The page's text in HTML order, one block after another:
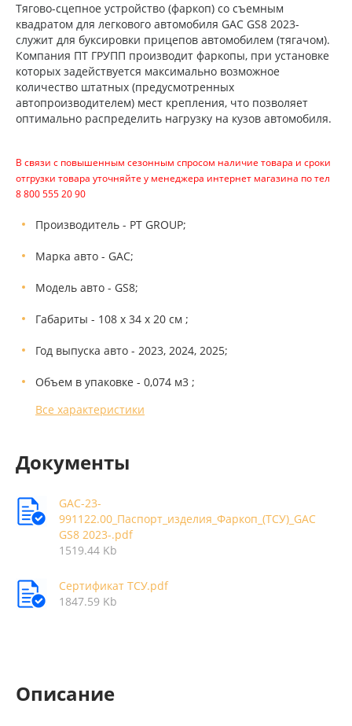
Тягово-сцепное устройство (фаркоп) со съемным
квадратом для легкового автомобиля GAC GS8 2023-
служит для буксировки прицепов автомобилем (тягачом).
Компания ПТ ГРУПП производит фаркопы, при установке
которых задействуется максимально возможное
количество штатных (предусмотренных
автопроизводителем) мест крепления, что позволяет
оптимально распределить нагрузку на кузов автомобиля.
В связи с повышенным сезонным спросом наличие товара и сроки
отгрузки товара уточняйте у менеджера интернет магазина по тел
8 800 555 20 90
Производитель - PT GROUP;
Марка авто - GAC;
Модель авто - GS8;
Габариты - 108 х 34 х 20 см ;
Год выпуска авто - 2023, 2024, 2025;
Объем в упаковке - 0,074 м3 ;
Все характеристики
Документы
GAC-23-
991122.00_Паспорт_изделия_Фаркоп_(ТСУ)_GAC
GS8 2023-.pdf
1519.44 Kb
Сертификат ТСУ.pdf
1847.59 Kb
Описание